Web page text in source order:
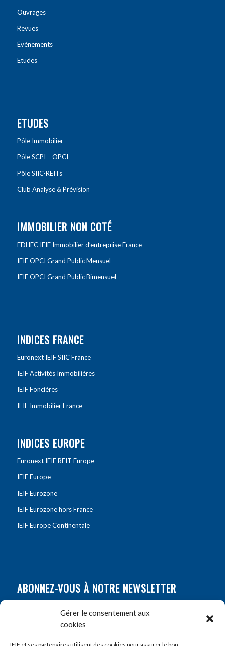
Gérer le consentement aux
cookies
Ouvrages
Revues
Évènements
Etudes
ETUDES
Pôle Immobilier
Pôle SCPI – OPCI
Pôle SIIC-REITs
Club Analyse & Prévision
IMMOBILIER NON COTÉ
EDHEC IEIF Immobilier d’entreprise France
IEIF OPCI Grand Public Mensuel
IEIF OPCI Grand Public Bimensuel
INDICES FRANCE
Euronext IEIF SIIC France
IEIF Activités Immobilières
IEIF Foncières
IEIF Immobilier France
INDICES EUROPE
Euronext IEIF REIT Europe
IEIF Europe
IEIF Eurozone
IEIF Eurozone hors France
IEIF Europe Continentale
ABONNEZ-VOUS À NOTRE NEWSLETTER
Prénom*